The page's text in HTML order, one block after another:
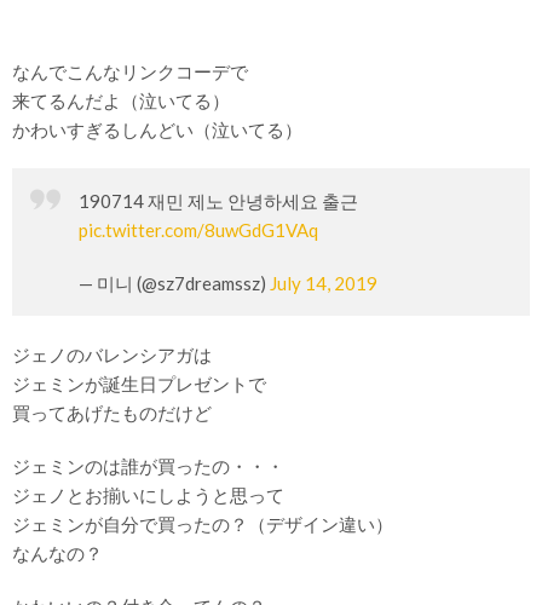
なんでこんなリンクコーデで
来てるんだよ（泣いてる）
かわいすぎるしんどい（泣いてる）
190714 재민 제노 안녕하세요 출근
pic.twitter.com/8uwGdG1VAq
— 미니 (@sz7dreamssz) July 14, 2019
ジェノのバレンシアガは
ジェミンが誕生日プレゼントで
買ってあげたものだけど
ジェミンのは誰が買ったの・・・
ジェノとお揃いにしようと思って
ジェミンが自分で買ったの？（デザイン違い）
なんなの？